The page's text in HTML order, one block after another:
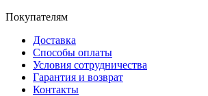
Покупателям
Доставка
Способы оплаты
Условия сотрудничества
Гарантия и возврат
Контакты